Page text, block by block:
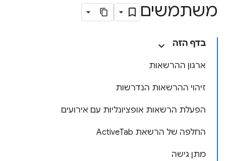
משתמשים
בדף הזה
ארגון ההרשאות
זיהוי ההרשאות הנדרשות
הפעלת הרשאות אופציונליות עם אירועים
החלפה של הרשאת ActiveTab
מתן גישה